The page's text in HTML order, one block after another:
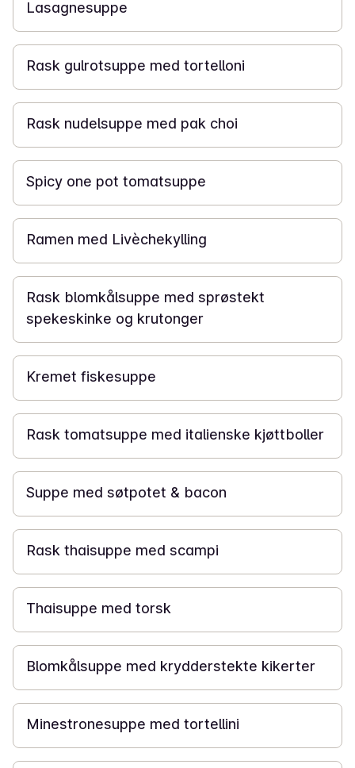
Lasagnesuppe
15 min
Rask gulrotsuppe med tortelloni
15 min
Rask nudelsuppe med pak choi
45 min
Spicy one pot tomatsuppe
40 min
Ramen med Livèchekylling
20 min
Rask blomkålsuppe med sprøstekt
spekeskinke og krutonger
30 min
Kremet fiskesuppe
15 min
Rask tomatsuppe med italienske kjøttboller
1 t
Suppe med søtpotet & bacon
10 min
Rask thaisuppe med scampi
20 min
Thaisuppe med torsk
25 min
Blomkålsuppe med krydderstekte kikerter
20 min
Minestronesuppe med tortellini
25 min